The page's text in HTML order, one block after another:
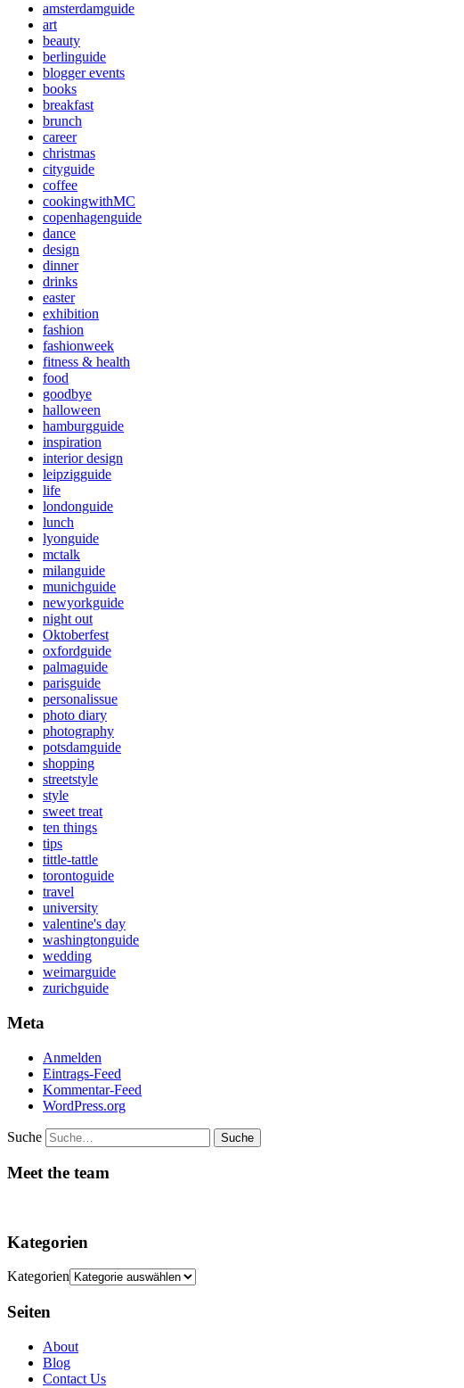
amsterdamguide
art
beauty
berlinguide
blogger events
books
breakfast
brunch
career
christmas
cityguide
coffee
cookingwithMC
copenhagenguide
dance
design
dinner
drinks
easter
exhibition
fashion
fashionweek
fitness & health
food
goodbye
halloween
hamburgguide
inspiration
interior design
leipzigguide
life
londonguide
lunch
lyonguide
mctalk
milanguide
munichguide
newyorkguide
night out
Oktoberfest
oxfordguide
palmaguide
parisguide
personalissue
photo diary
photography
potsdamguide
shopping
streetstyle
style
sweet treat
ten things
tips
tittle-tattle
torontoguide
travel
university
valentine's day
washingtonguide
wedding
weimarguide
zurichguide
Meta
Anmelden
Eintrags-Feed
Kommentar-Feed
WordPress.org
Suche
Meet the team
Kategorien
Kategorien
Seiten
About
Blog
Contact Us